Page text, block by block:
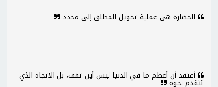
الحضارة هي عملية تحويل المطلق إلى محدد
أعتقد أن أعظم ما في الدنيا ليس أين تقف، بل الاتجاه الذي
تتقدم نحوه